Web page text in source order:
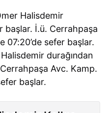
Halisdemir
başlar. İ.ü. Cerrahpaşa
07:20’de sefer başlar.
durağından
Avc. Kamp.
başlar.